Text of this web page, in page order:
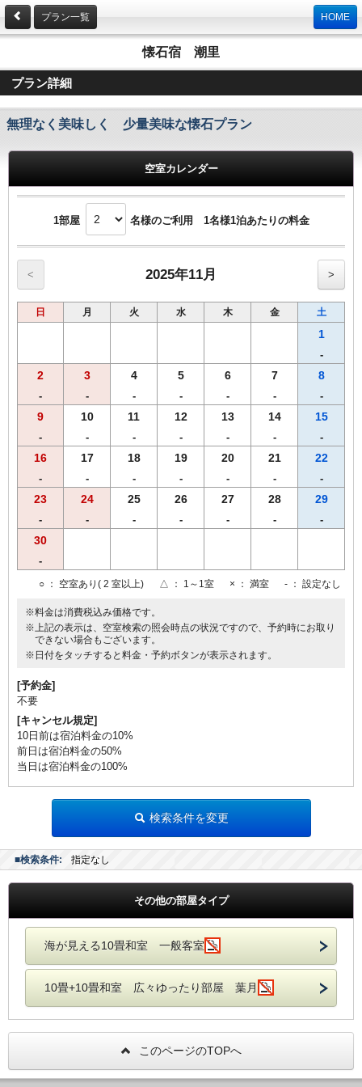
プラン一覧 HOME
懐石宿 潮里
プラン詳細
無理なく美味しく 少量美味な懐石プラン
空室カレンダー
1部屋 名様のご利用 1名様1泊あたりの料金
< 2025年11月 >
日 月 火 水 木 金 土
1
-
2
-
3
-
4
-
5
-
6
-
7
-
8
-
9
-
10
-
11
-
12
-
13
-
14
-
15
-
16
-
17
-
18
-
19
-
20
-
21
-
22
-
23
-
24
-
25
-
26
-
27
-
28
-
29
-
30
-
○ ： 空室あり( 2 室以上) △ ： 1～1室 × ： 満室 - ： 設定なし
※料金は消費税込み価格です。
※上記の表示は、空室検索の照会時点の状況ですので、予約時にお取り
できない場合もございます。
※日付をタッチすると料金・予約ボタンが表示されます。
[予約金]
不要
[キャンセル規定]
10日前は宿泊料金の10%
前日は宿泊料金の50%
当日は宿泊料金の100%
検索条件を変更
■検索条件: 指定なし
その他の部屋タイプ
海が見える10畳和室 一般客室
10畳+10畳和室 広々ゆったり部屋 葉月
このページのTOPへ